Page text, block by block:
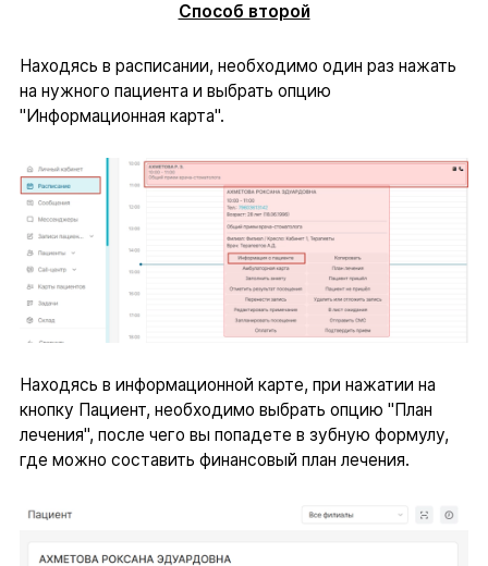
Способ второй
Находясь в расписании, необходимо один раз нажать
на нужного пациента и выбрать опцию
"Информационная карта".
Находясь в информационной карте, при нажатии на
кнопку Пациент, необходимо выбрать опцию "План
лечения", после чего вы попадете в зубную формулу,
где можно составить финансовый план лечения.